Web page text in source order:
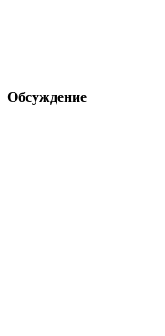
Обсуждение